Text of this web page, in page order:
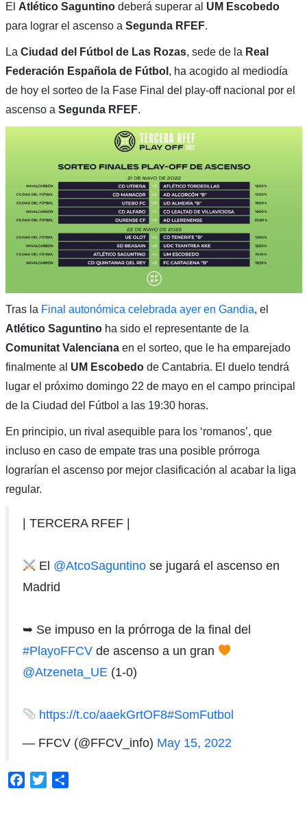
El Atlético Saguntino deberá superar al UM Escobedo
para lograr el ascenso a Segunda RFEF.
La Ciudad del Fútbol de Las Rozas, sede de la Real
Federación Española de Fútbol , ha acogido al mediodía
de hoy el sorteo de la Fase Final del play-off nacional por el
ascenso a Segunda RFEF.
Tras la Final autonómica celebrada ayer en Gandia, el
Atlético Saguntinoha sido el representante de la
Comunitat Valencianaen el sorteo, que le ha emparejado
finalmente al UM Escobedode Cantabria. El duelo tendrá
lugar el próximo domingo 22 de mayo en el campo principal
de la Ciudad del Fútbol a las 19:30 horas.
En principio, un rival asequible para los ‘romanos’, que
incluso en caso de empate tras una posible prórroga
lograrían el ascenso por mejor clasificación al acabar la liga
regular.
| TERCERA RFEF |
El @AtcoSaguntino se jugará el ascenso en
Madrid
➥ Se impuso en la prórroga de la final del
#PlayoFFCVde ascenso a un gran
@Atzeneta_UE (1-0)
https://t.co/aaekGrtOF8#SomFutbol
— FFCV (@FFCV_info) May 15, 2022
Facebook
Twitter